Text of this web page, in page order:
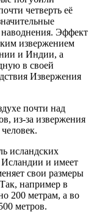
четверть её
Эффект
извержением
и Индии, а
в своей
Извержения
почти над
из-за извержения
исландских
и имеет
свои размеры
например в
200 метрам, а во
метров.